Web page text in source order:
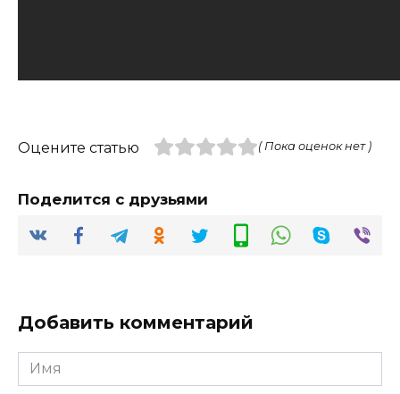
Оцените статью ( Пока оценок нет )
Поделится с друзьями
Добавить комментарий
Имя
*